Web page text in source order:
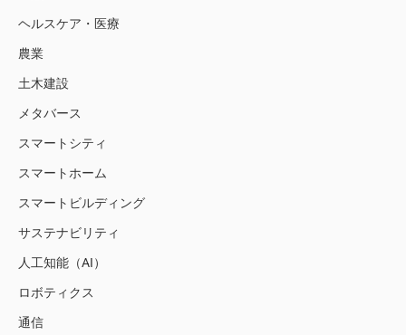
ヘルスケア・医療
農業
土木建設
メタバース
スマートシティ
スマートホーム
スマートビルディング
サステナビリティ
人工知能（AI）
ロボティクス
通信